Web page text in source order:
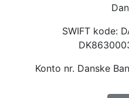
SWIFT kode:
Konto nr. Danske